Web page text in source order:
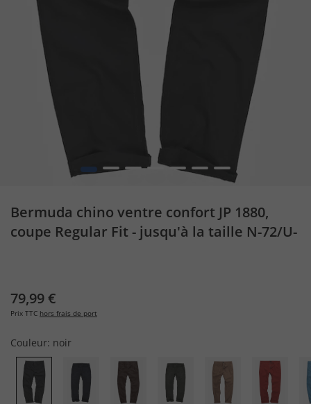
1 2 5 6 7
Bermuda chino ventre confort JP 1880,
coupe Regular Fit - jusqu'à la taille N-72/U-
79,99 €
Prix TTC hors frais de port
Couleur: noir